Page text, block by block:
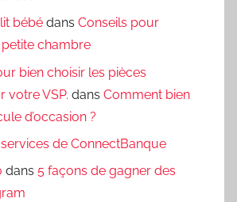
bébé dans Conseils pour
chambre
bien choisir les pièces
votre VSP. dans Comment bien
d’occasion ?
de ConnectBanque
dans 5 façons de gagner des